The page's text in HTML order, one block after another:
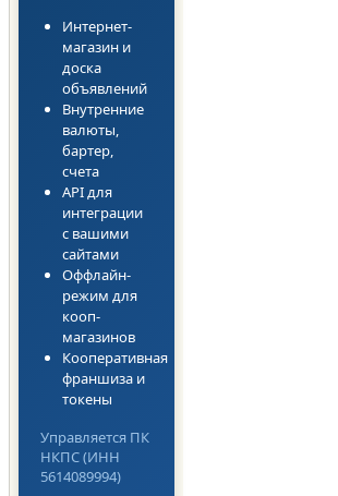
Интернет-
магазин и
доска
объявлений
Внутренние
валюты,
бартер,
счета
API для
интеграции
с вашими
сайтами
Оффлайн-
режим для
кооп-
магазинов
Кооперативная
франшиза и
токены
Управляется ПК
НКПС (ИНН
5614089994)